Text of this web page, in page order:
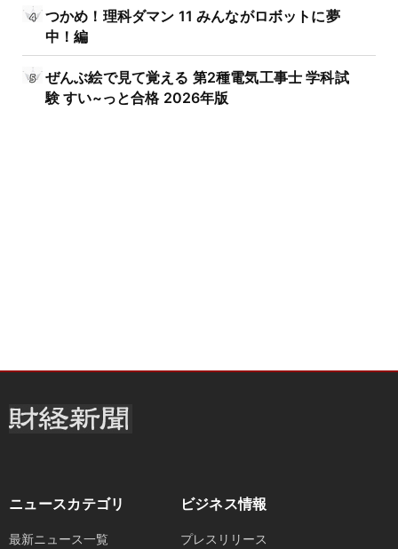
つかめ！理科ダマン 11 みんながロボットに夢
中！編
ぜんぶ絵で見て覚える 第2種電気工事士 学科試
験 すい~っと合格 2026年版
ニュースカテゴリ
最新ニュース一覧
ビジネス情報
プレスリリース